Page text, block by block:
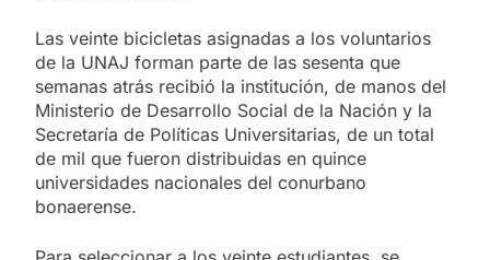
Las veinte bicicletas asignadas a los voluntarios
de la UNAJ forman parte de las sesenta que
semanas atrás recibió la institución, de manos del
Ministerio de Desarrollo Social de la Nación y la
Secretaría de Políticas Universitarias, de un total
de mil que fueron distribuidas en quince
universidades nacionales del conurbano
bonaerense.